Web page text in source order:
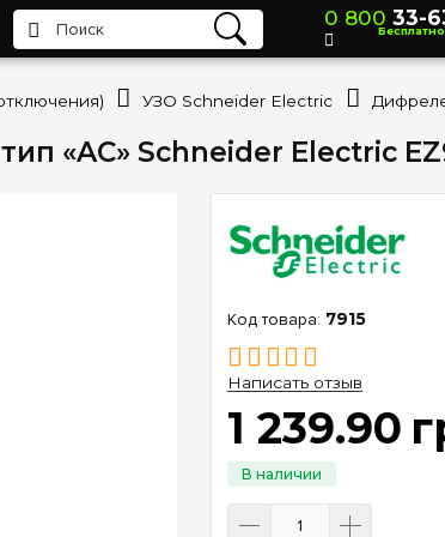
«AC» Schneider Electric
7915
Написать отзыв
1 239.90
0 800 33-
Бесплатно
УЗО Schneider Electric